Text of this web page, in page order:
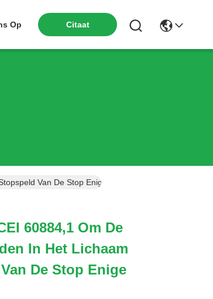
Op Citaat
Van De Stop Enige Post Te Verifiëren
60884,1 Om De
In Het Lichaam
De Stop Enige